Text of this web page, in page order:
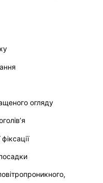
огляду